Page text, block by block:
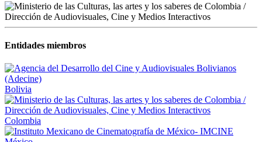
Entidades miembros
Bolivia
Colombia